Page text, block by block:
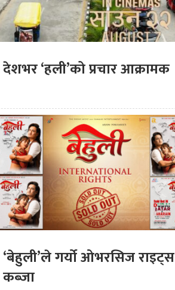
देशभर ‘हली’को प्रचार आक्रामक
‘बेहुली’ले गर्यो ओभरसिज राइट्स
कब्जा